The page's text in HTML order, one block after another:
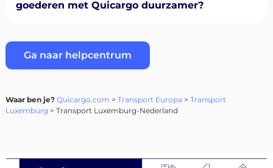
goederen met Quicargo duurzamer?
Ga naar helpcentrum
Waar ben je? Quicargo.com > Transport Europa > Transport
Luxemburg > Transport Luxemburg-Nederland